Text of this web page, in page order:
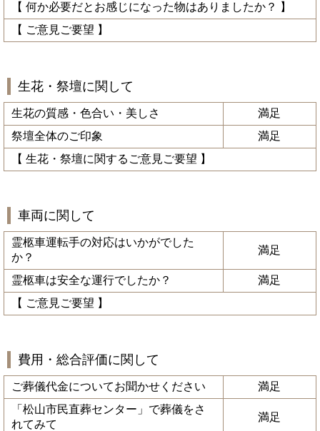
【 何か必要だとお感じになった物はありましたか？ 】
【 ご意見ご要望 】
生花・祭壇に関して
生花の質感・色合い・美しさ
満足
祭壇全体のご印象
満足
【 生花・祭壇に関するご意見ご要望 】
車両に関して
霊柩車運転手の対応はいかがでした
か？
満足
霊柩車は安全な運行でしたか？
満足
【 ご意見ご要望 】
費用・総合評価に関して
ご葬儀代金についてお聞かせください
満足
「松山市民直葬センター」で葬儀をさ
れてみて
満足